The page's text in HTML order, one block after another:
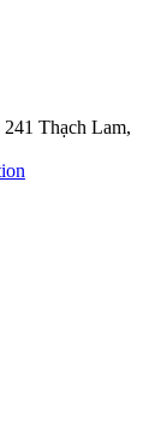
241 Thạch Lam,